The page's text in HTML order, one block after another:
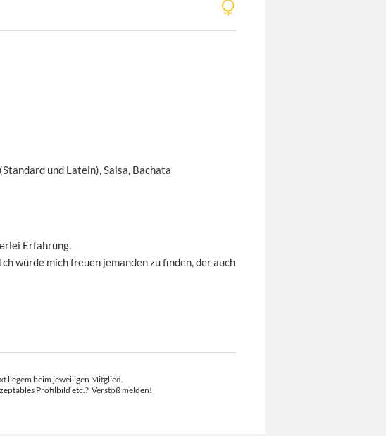
und Latein), Salsa, Bachata
Erfahrung.
würde mich freuen jemanden zu finden, der auch
liegem beim jeweiligen Mitglied.
Profilbild etc.? Verstoß melden!